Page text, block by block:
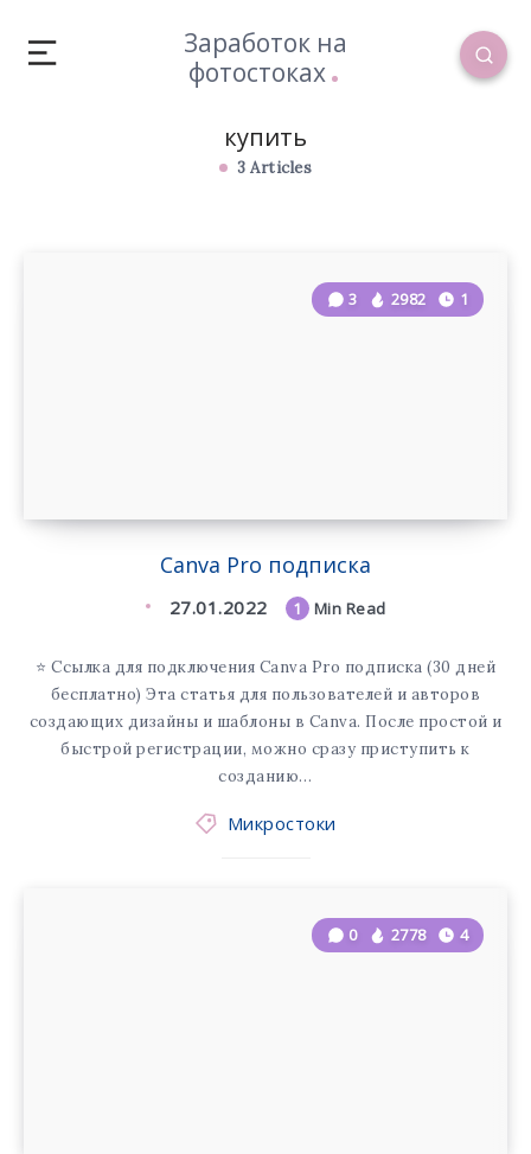
Заработок на
фотостоках
купить
3 Articles
Canva Pro подписка
3 2982 1
27.01.2022 1 Min Read
⭐️ Ссылка для подключения Canva Pro подписка (30 дней
бесплатно) Эта статья для пользователей и авторов
создающих дизайны и шаблоны в Canva. После простой и
быстрой регистрации, можно сразу приступить к
созданию…
Микростоки
0 2778 4